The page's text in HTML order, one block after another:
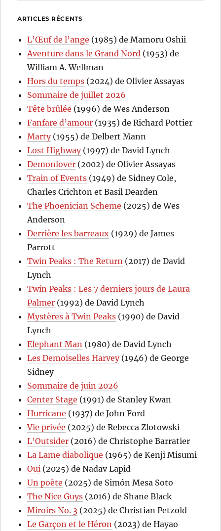
ARTICLES RÉCENTS
L’Œuf de l’ange (1985) de Mamoru Oshii
Aventure dans le Grand Nord (1953) de
William A. Wellman
Hors du temps (2024) de Olivier Assayas
Sommaire de juillet 2026
Tête brûlée (1996) de Wes Anderson
Fanfare d’amour (1935) de Richard Pottier
Marty(1955) de Delbert Mann
Lost Highway(1997) de David Lynch
Demonlover (2002) de Olivier Assayas
Train of Events (1949) de Sidney Cole,
Charles Crichton et Basil Dearden
The Phoenician Scheme (2025) de Wes
Anderson
Derrière les barreaux (1929) de James
Parrott
Twin Peaks : The Return (2017) de David
Lynch
Twin Peaks : Les 7 derniers jours de Laura
Palmer (1992) de David Lynch
Mystères à Twin Peaks (1990) de David
Lynch
Elephant Man (1980) de David Lynch
Les Demoiselles Harvey(1946) de George
Sidney
Sommaire de juin 2026
Center Stage (1991) de Stanley Kwan
Hurricane (1937) de John Ford
Vie privée (2025) de Rebecca Zlotowski
L’Outsider (2016) de Christophe Barratier
La Lame diabolique (1965) de Kenji Misumi
Oui (2025) de Nadav Lapid
Un poète (2025) de Simón Mesa Soto
The Nice Guys (2016) de Shane Black
Miroirs No. 3 (2025) de Christian Petzold
Le Garçon et le Héron (2023) de Hayao